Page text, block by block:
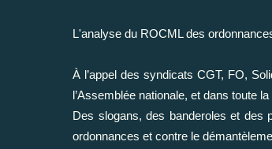
L'analyse du ROCML des
À l’appel des syndicats CGT, FO,
l’Assemblée nationale, et dans toute
Des slogans, des banderoles et des
ordonnances et contre le